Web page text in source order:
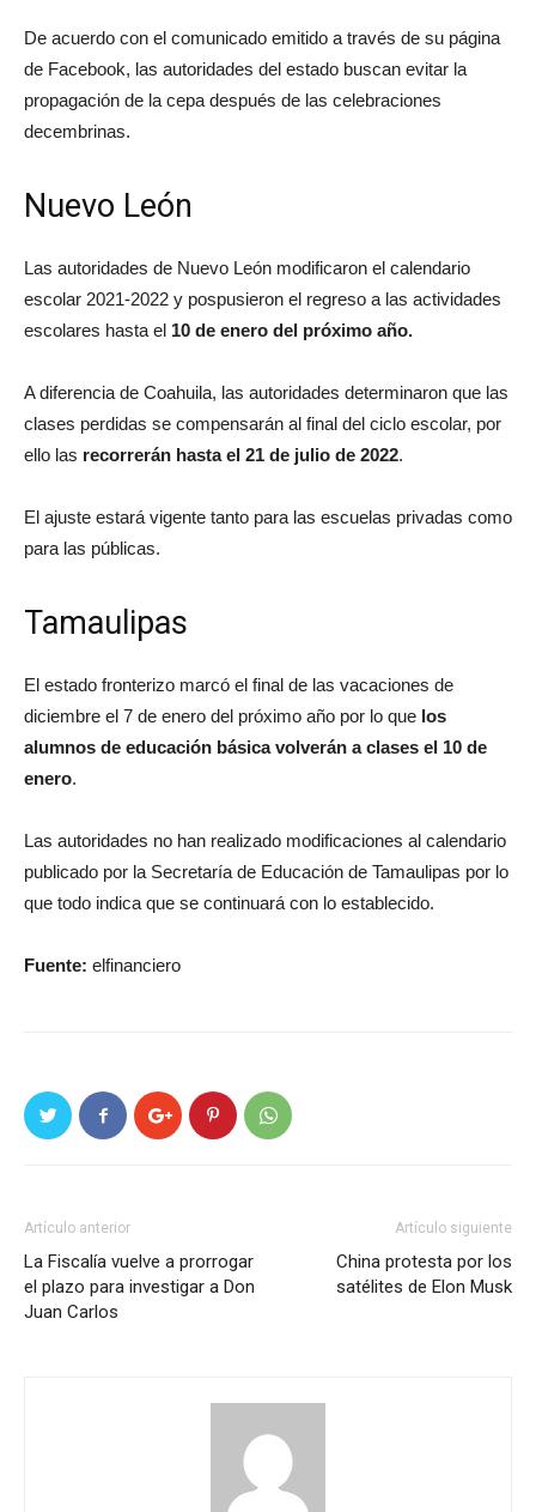
De acuerdo con el comunicado emitido a través de su página
de Facebook, las autoridades del estado buscan evitar la
propagación de la cepa después de las celebraciones
decembrinas.
Nuevo León
Las autoridades de Nuevo León modificaron el calendario
escolar 2021-2022 y pospusieron el regreso a las actividades
escolares hasta el 10 de enero del próximo año.
A diferencia de Coahuila, las autoridades determinaron que las
clases perdidas se compensarán al final del ciclo escolar, por
ello las recorrerán hasta el 21 de julio de 2022.
El ajuste estará vigente tanto para las escuelas privadas como
para las públicas.
Tamaulipas
El estado fronterizo marcó el final de las vacaciones de
diciembre el 7 de enero del próximo año por lo que los
alumnos de educación básica volverán a clases el 10 de
enero.
Las autoridades no han realizado modificaciones al calendario
publicado por la Secretaría de Educación de Tamaulipas por lo
que todo indica que se continuará con lo establecido.
Fuente: elfinanciero
Artículo anterior
La Fiscalía vuelve a prorrogar
el plazo para investigar a Don
Juan Carlos
Artículo siguiente
China protesta por los
satélites de Elon Musk